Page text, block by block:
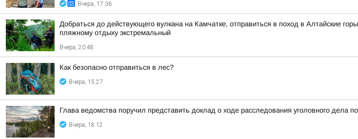
Вчера, 17:36
Добраться до действующего вулкана на Камчатке, отправиться в поход в Алтайские
пляжному отдыху экстремальный
Вчера, 20:48
Как безопасно отправиться в лес?
Вчера, 15:27
Глава ведомства поручил представить доклад о ходе расследования уголовного
Вчера, 18:12